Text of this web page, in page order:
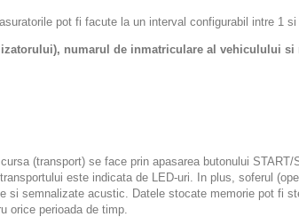
pot fi facute la un interval configurabil intre 1 si
numarul de inmatriculare al vehiculului
(transport) se face prin apasarea butonului
este indicata de LED-uri. In plus, soferul
semnalizate acustic. Datele stocate memorie pot fi
orice perioada de timp.